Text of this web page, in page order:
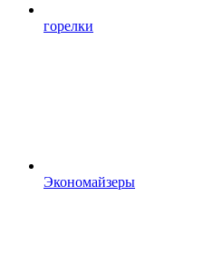
горелки
Экономайзеры